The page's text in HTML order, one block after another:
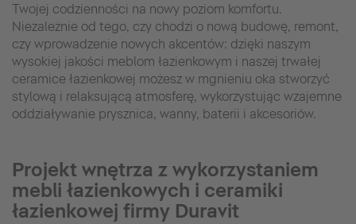
Twojej codzienności na nowy poziom komfortu.
Niezależnie od tego, czy chodzi o nową budowę, remont,
czy wprowadzenie nowych akcentów: dzięki naszym
wysokiej jakości meblom łazienkowym i naszej trwałej
ceramice łazienkowej możesz w mgnieniu oka stworzyć
stylową i relaksującą atmosferę, wykorzystując wzajemne
oddziaływanie prysznica, wanny, baterii i akcesoriów.
Projekt wnętrza z wykorzystaniem
mebli łazienkowych i ceramiki
łazienkowej firmy Duravit